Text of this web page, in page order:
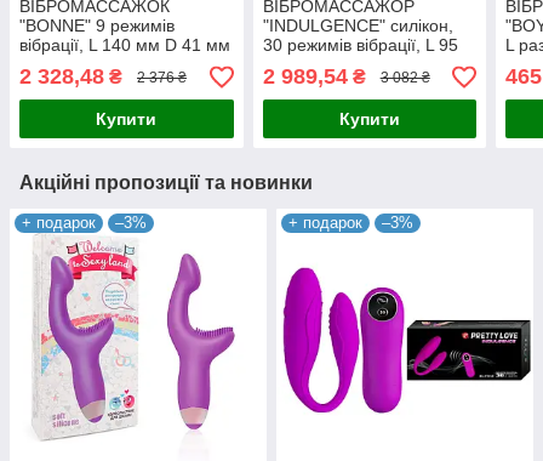
ВІБРОМАССАЖОК
"BONNE" 9 режимів
вібрації, L 140 мм D 41 мм
2 328,48 ₴ 2 376 ₴
Купити
ВІБРОМАССАЖОР
"INDULGENCE" силікон,
30 режимів вібрації, L 95
мм D 30 мм
2 989,54₴ 3 082 ₴
Купити
L
мм,
Акційні пропозиції та новинки
+ подарок –3% + подарок –3%